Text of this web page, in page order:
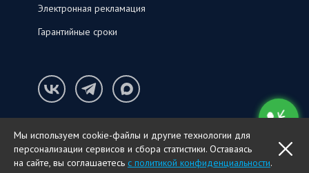
Электронная рекламация
Гарантийные сроки
© ООО «СНК‑С», 2026
Мы используем cookie-файлы и другие технологии для
персонализации сервисов и сбора статистики. Оставаясь
на сайте, вы соглашаетесь с политикой конфиденциальности.
ПОЗВОНИТЬ